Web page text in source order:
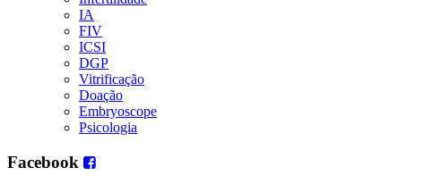
IA
FIV
ICSI
DGP
Vitrificação
Doação
Embryoscope
Psicologia
Facebook